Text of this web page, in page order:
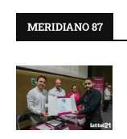
MERIDIANO 87